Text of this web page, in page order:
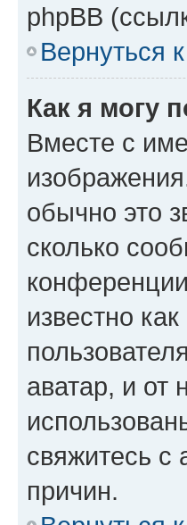
phpBB
Вернуться
Как я могу
Вместе с
обычно это
сколько
известно
аватар, и от
свяжитесь
причин.